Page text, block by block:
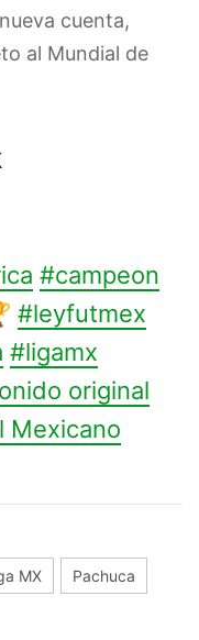
cuenta,
al Mundial de
#campeon
#leyfutmex
#ligamx
original
Mexicano
MX Pachuca